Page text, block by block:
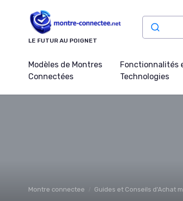
LE FUTUR AU POIGNET
Modèles de Montres
Connectées
Fonctionnalités
Technologies
Montre connectee Guides et Conseils d'Achat